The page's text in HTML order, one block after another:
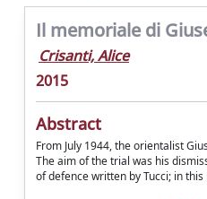
Il memoriale di
Crisanti, Alice
2015
Abstract
From July 1944, the orientalist
The aim of the trial was his
of defence written by Tucci; in